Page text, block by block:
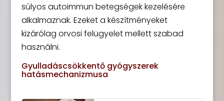
súlyos autoimmun betegségek kezelésére
alkalmaznak. Ezeket a készítményeket
kizárólag orvosi felügyelet mellett szabad
használni.
Gyulladáscsökkentő gyógyszerek
hatásmechanizmusa